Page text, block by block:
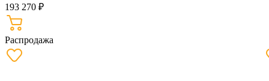
193 270 ₽
Распродажа